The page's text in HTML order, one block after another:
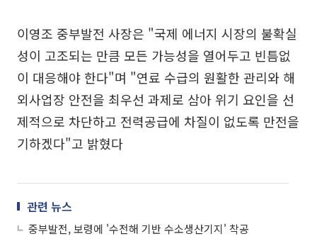
이영조 중부발전 사장은 "국제 에너지 시장의 불확실
성이 고조되는 만큼 모든 가능성을 열어두고 빈틈없
이 대응해야 한다"며 "연료 수급의 원활한 관리와 해
외사업장 안전을 최우선 과제로 삼아 위기 요인을 선
제적으로 차단하고 전력공급에 차질이 없도록 만전을
기하겠다"고 밝혔다
관련 뉴스
중부발전, 보령에 '수전해 기반 수소생산기지' 착공